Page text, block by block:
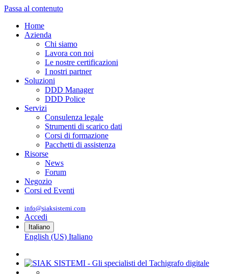
Passa al contenuto
Home
Azienda
Chi siamo
Lavora con noi
Le nostre certificazioni
I nostri partner
Soluzioni
DDD Manager
DDD Police
Servizi
Consulenza legale
Strumenti di scarico dati
Corsi di formazione
Pacchetti di assistenza
Risorse
News
Forum
Negozio
Corsi ed Eventi
info@siaksistemi.com
Accedi
Italiano
English (US) Italiano